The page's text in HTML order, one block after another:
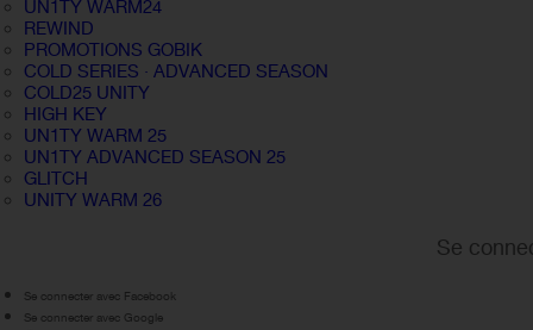
UN1TY WARM24
REWIND
PROMOTIONS GOBIK
COLD SERIES · ADVANCED SEASON
COLD25 UNITY
HIGH KEY
UN1TY WARM 25
UN1TY ADVANCED SEASON 25
GLITCH
UNITY WARM 26
Se
Se connecter avec Facebook
Se connecter avec Google